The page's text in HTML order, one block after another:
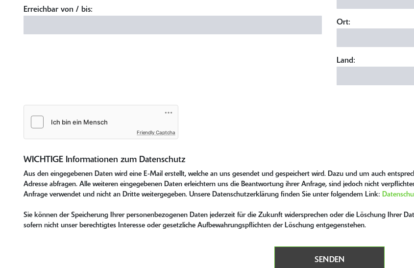
Erreichbar von / bis:
Ort:
Land:
Friendly Captcha
WICHTIGE Informationen zum Datenschutz
Aus den eingegebenen Daten wird eine E-Mail erstellt, welche an uns gesendet und gespeichert wird. Dazu und um auch
Adresse abfragen. Alle weiteren eingegebenen Daten erleichtern uns die Beantwortung ihrer Anfrage, sind jedoch nicht
Anfrage verwendet und nicht an Dritte weitergegeben. Unsere Datenschutzerklärung finden Sie unter folgendem Link:
Sie können der Speicherung Ihrer personenbezogenen Daten jederzeit für die Zukunft widersprechen oder die Löschung Ihrer
sofern nicht unser berechtigtes Interesse oder gesetzliche Aufbewahrungspflichten der Löschung entgegenstehen.
SENDEN